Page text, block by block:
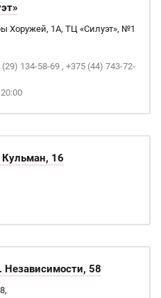
Хоружей, 1А, ТЦ «Силуэт», №1
134-58-69 , +375 (44) 743-72-
Кульман, 16
Независимости, 58